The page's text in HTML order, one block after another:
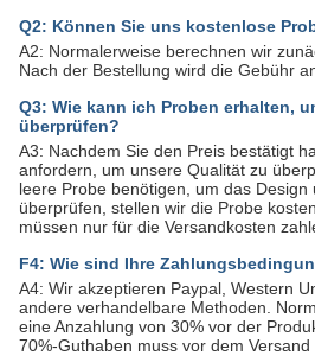
Q2: Können Sie uns kostenlose
A2: Normalerweise berechnen wir
Nach der Bestellung wird die Gebühr
Q3: Wie kann ich Proben erhalten,
überprüfen?
A3: Nachdem Sie den Preis bestätigt
anfordern, um unsere Qualität zu
leere Probe benötigen, um das Design
überprüfen, stellen wir die Probe
müssen nur für die Versandkosten
F4: Wie sind Ihre
A4: Wir akzeptieren Paypal, Western
andere verhandelbare Methoden.
eine Anzahlung von 30% vor der
70%-Guthaben muss vor dem Versand